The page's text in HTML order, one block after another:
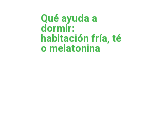
Qué ayuda a
dormir:
habitación fría, té
o melatonina